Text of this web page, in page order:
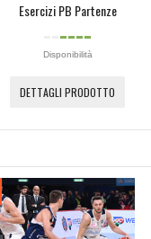
Esercizi PB Partenze
Disponibilità
DETTAGLI PRODOTTO